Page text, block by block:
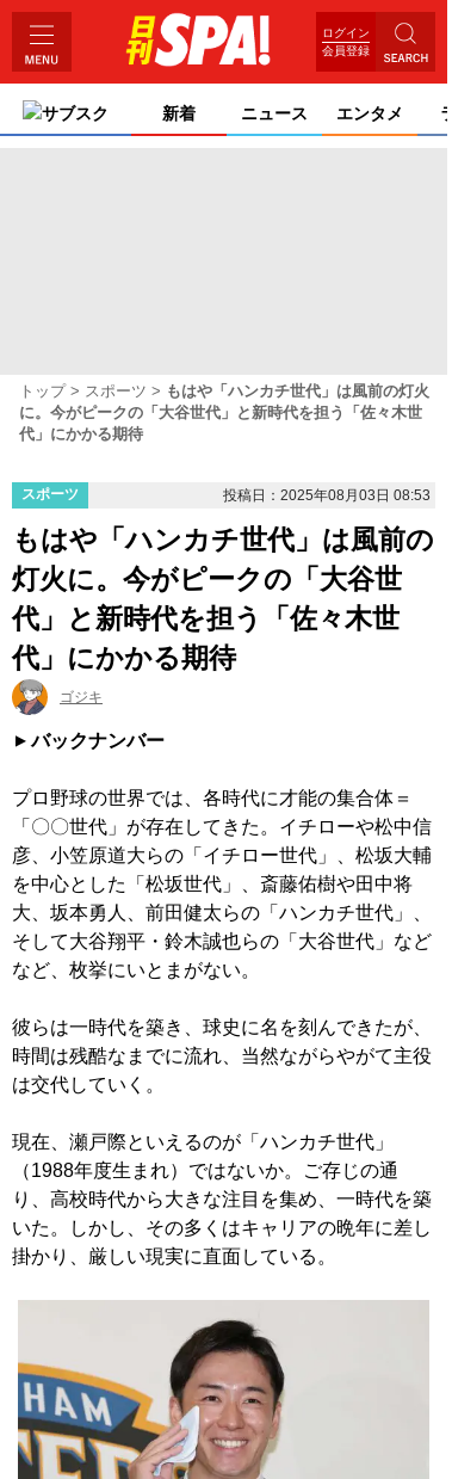
ログイン
会員登録
サブスク 新着 ニュース エンタメ
トップ スポーツ
もはや「ハンカチ世代」は風前の灯火
に。今がピークの「大谷世代」と新時代を担う「佐々木世
代」にかかる期待
スポーツ 投稿日：2025年08月03日 08:53
もはや「ハンカチ世代」は風前の
灯火に。今がピークの「大谷世
代」と新時代を担う「佐々木世
代」にかかる期待
ゴジキ
バックナンバー
プロ野球の世界では、各時代に才能の集合体＝
「〇〇世代」が存在してきた。イチローや松中信
彦、小笠原道大らの「イチロー世代」、松坂大輔
を中心とした「松坂世代」、斎藤佑樹や田中将
大、坂本勇人、前田健太らの「ハンカチ世代」、
そして大谷翔平・鈴木誠也らの「大谷世代」など
など、枚挙にいとまがない。
彼らは一時代を築き、球史に名を刻んできたが、
時間は残酷なまでに流れ、当然ながらやがて主役
は交代していく。
現在、瀬戸際といえるのが「ハンカチ世代」
（1988年度生まれ）ではないか。ご存じの通
り、高校時代から大きな注目を集め、一時代を築
いた。しかし、その多くはキャリアの晩年に差し
掛かり、厳しい現実に直面している。